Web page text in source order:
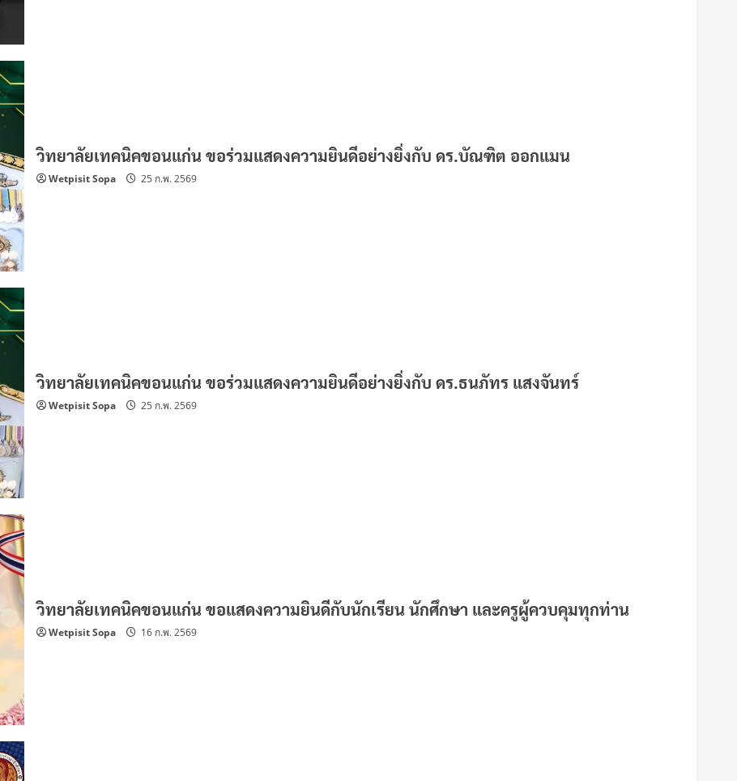
วิทยาลัยเทคนิคขอนแก่น ขอร่วมแสดงความยินดีอย่างยิ่งกับ ดร.บัณฑิต ออกแมน
Wetpisit Sopa 25 ก.พ. 2569
วิทยาลัยเทคนิคขอนแก่น ขอร่วมแสดงความยินดีอย่างยิ่งกับ ดร.ธนภัทร แสงจันทร์
Wetpisit Sopa 25 ก.พ. 2569
วิทยาลัยเทคนิคขอนแก่น ขอแสดงความยินดีกับนักเรียน นักศึกษา และครูผู้ควบคุมทุกท่าน
Wetpisit Sopa 16 ก.พ. 2569